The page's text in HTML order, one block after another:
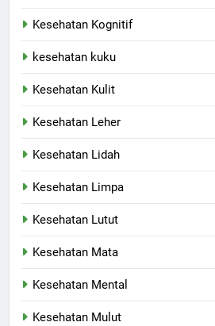
Kesehatan Kognitif
kesehatan kuku
Kesehatan Kulit
Kesehatan Leher
Kesehatan Lidah
Kesehatan Limpa
Kesehatan Lutut
Kesehatan Mata
Kesehatan Mental
Kesehatan Mulut